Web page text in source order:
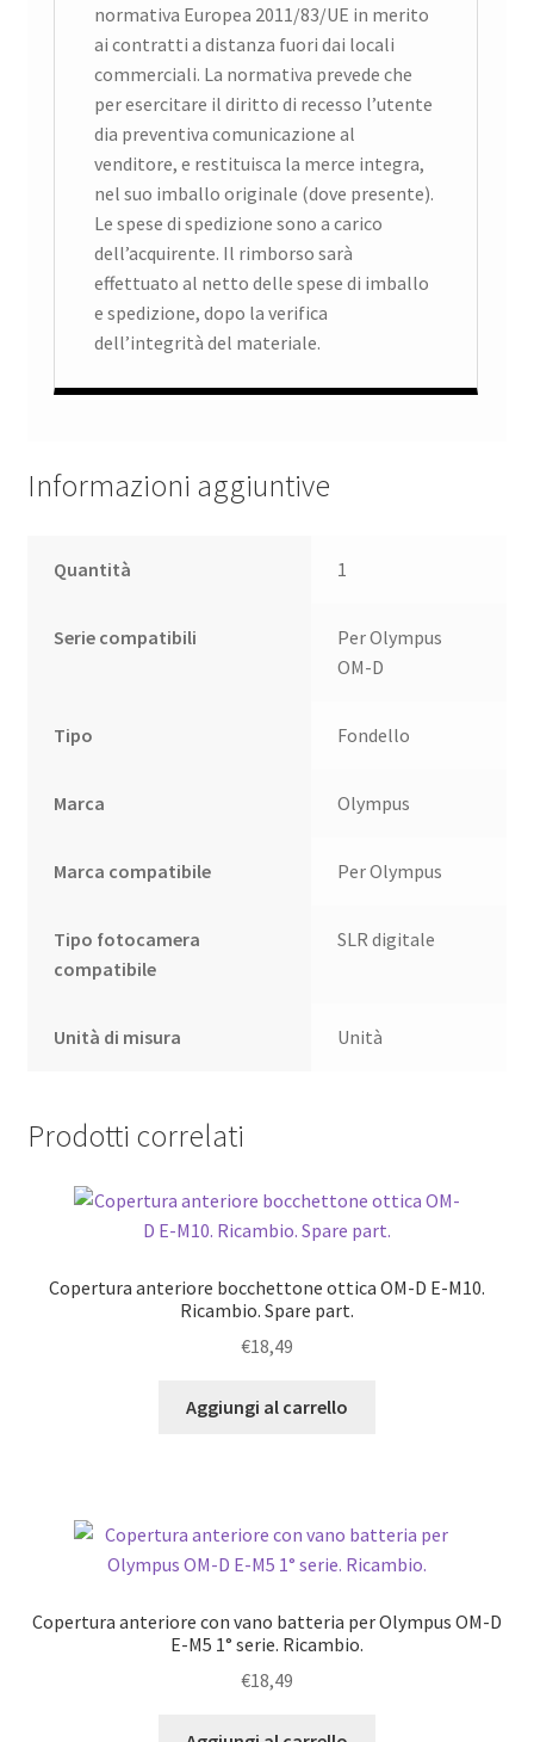
normativa Europea 2011/83/UE in merito
ai contratti a distanza fuori dai locali
commerciali. La normativa prevede che
per esercitare il diritto di recesso l’utente
dia preventiva comunicazione al
venditore, e restituisca la merce integra,
nel suo imballo originale (dove presente).
Le spese di spedizione sono a carico
dell’acquirente. Il rimborso sarà
effettuato al netto delle spese di imballo
e spedizione, dopo la verifica
dell’integrità del materiale.
Informazioni aggiuntive
Quantità 1
Serie compatibili
Per Olympus
OM-D
Tipo Fondello
Marca Olympus
Marca compatibile Per Olympus
Tipo fotocamera
compatibile
SLR digitale
Unità di misura Unità
Prodotti correlati
Copertura anteriore bocchettone ottica OM-D E-M10.
Ricambio. Spare part.
€18,49
Aggiungi al carrello
Copertura anteriore con vano batteria per Olympus OM-D
E-M5 1° serie. Ricambio.
€18,49